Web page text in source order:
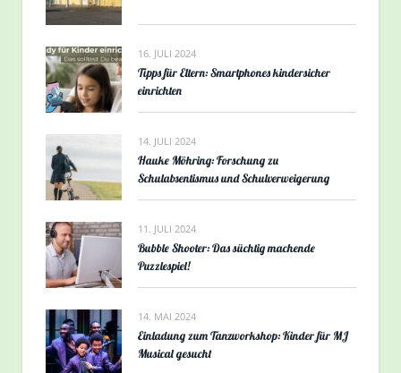
16. JULI 2024
Tipps für Eltern: Smartphones kindersicher
einrichten
14. JULI 2024
Hauke Möhring: Forschung zu
Schulabsentismus und Schulverweigerung
11. JULI 2024
Bubble Shooter: Das süchtig machende
Puzzlespiel!
14. MAI 2024
Einladung zum Tanzworkshop: Kinder für MJ
Musical gesucht